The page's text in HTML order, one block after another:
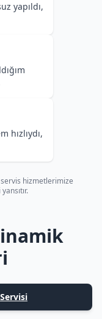
yapıldı,
hızlıydı,
hizmetlerimize